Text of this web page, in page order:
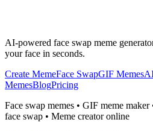
AI-powered face swap meme
your face in seconds.
Create MemeFace SwapGIF Memes
MemesBlogPricing
Face swap memes • GIF meme
face swap • Meme creator online